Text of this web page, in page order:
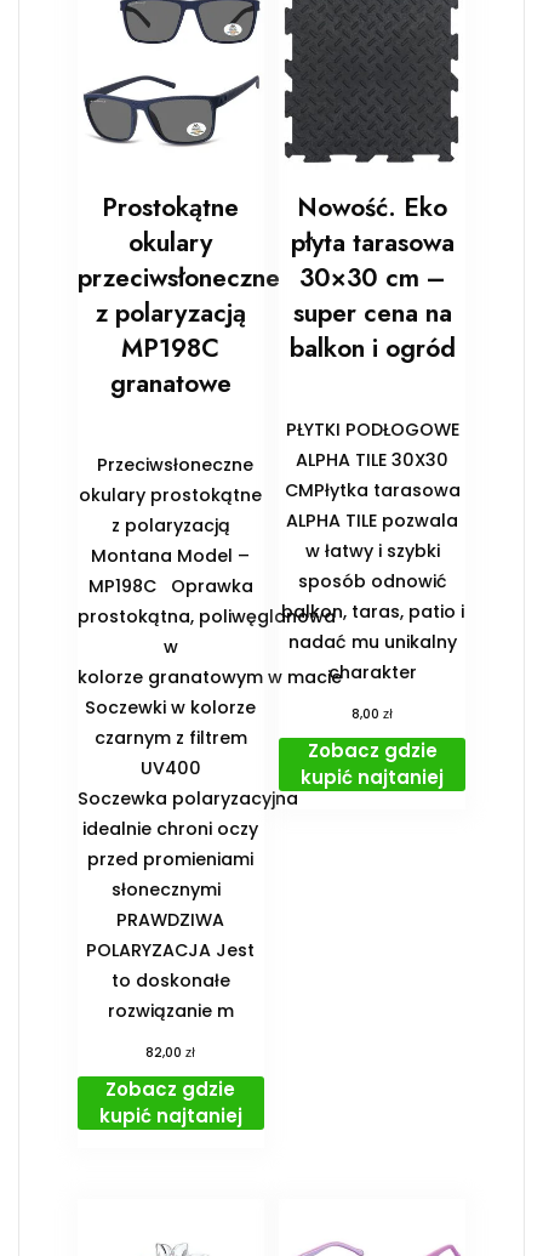
Prostokątne
okulary
przeciwsłoneczne
z polaryzacją
MP198C
granatowe
Przeciwsłoneczne
okulary prostokątne
z polaryzacją
Montana Model –
MP198C Oprawka
prostokątna, poliwęglanowa
w
kolorze granatowym w macie
Soczewki w kolorze
czarnym z filtrem
UV400
Soczewka polaryzacyjna
idealnie chroni oczy
przed promieniami
słonecznymi
PRAWDZIWA
POLARYZACJA Jest
to doskonałe
rozwiązanie m
82,00zł
Zobacz gdzie
kupić najtaniej
Nowość. Eko
płyta tarasowa
30×30 cm –
super cena na
balkon i ogród
PŁYTKI PODŁOGOWE
ALPHA TILE 30X30
CMPłytka tarasowa
ALPHA TILE pozwala
w łatwy i szybki
sposób odnowić
balkon, taras, patio i
nadać mu unikalny
charakter
8,00zł
Zobacz gdzie
kupić najtaniej